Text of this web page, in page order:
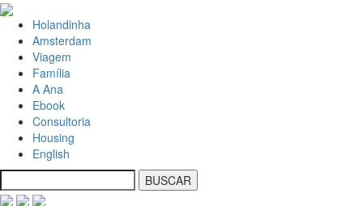
Holandinha
Amsterdam
Viagem
Família
A Ana
Ebook
Consultoria
Housing
English